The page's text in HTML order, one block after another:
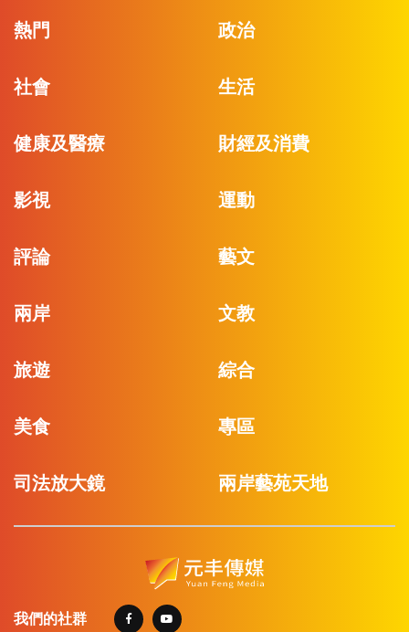
熱門 政治
社會 生活
健康及醫療 財經及消費
影視 運動
評論 藝文
兩岸 文教
旅遊 綜合
美食 專區
司法放大鏡 兩岸藝苑天地
我們的社群